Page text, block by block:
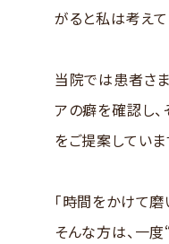
がると私は考えて
当院では患者さ
アの癖を確認し
をご提案していま
「時間をかけて
そんな方は、一